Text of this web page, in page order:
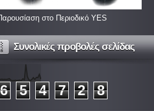
στο Περιοδικό YES
Συνολικές προβολές σελίδας
6 5 4 7 2 8